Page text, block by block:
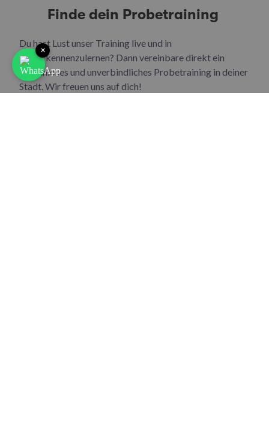
Finde dein Probetraining
Du hast Lust unser Training live und in
Farbe kennenzulernen? Dann vereinbare direkt ein
kostenloses und unverbindliches Probetraining in deiner
Stadt. Wir freuen uns auf dich!
×